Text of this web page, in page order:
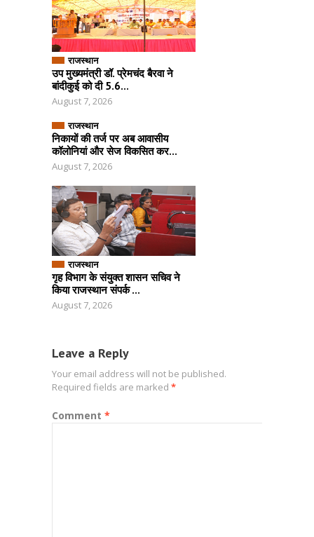
राजस्थान
उप मुख्यमंत्री डॉ. प्रेमचंद बैरवा ने
बांदीकुई को दी 5.6...
August 7, 2026
राजस्थान
निकायों की तर्ज पर अब आवासीय
कॉलोनियां और सेज विकसित कर...
August 7, 2026
राजस्थान
गृह विभाग के संयुक्त शासन सचिव ने
किया राजस्थान संपर्क ...
August 7, 2026
Leave a Reply
Your email address will not be published.
Required fields are marked *
Comment *